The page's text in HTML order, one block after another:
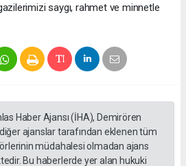
saygı, rahmet ve minnetle
Haber Ajansı (İHA), Demirören
ajanslar tarafından eklenen tüm
müdahalesi olmadan ajans
Bu haberlerde yer alan hukuki